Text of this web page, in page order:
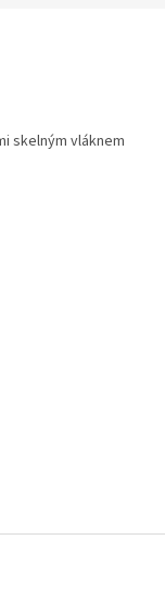
skelným vláknem